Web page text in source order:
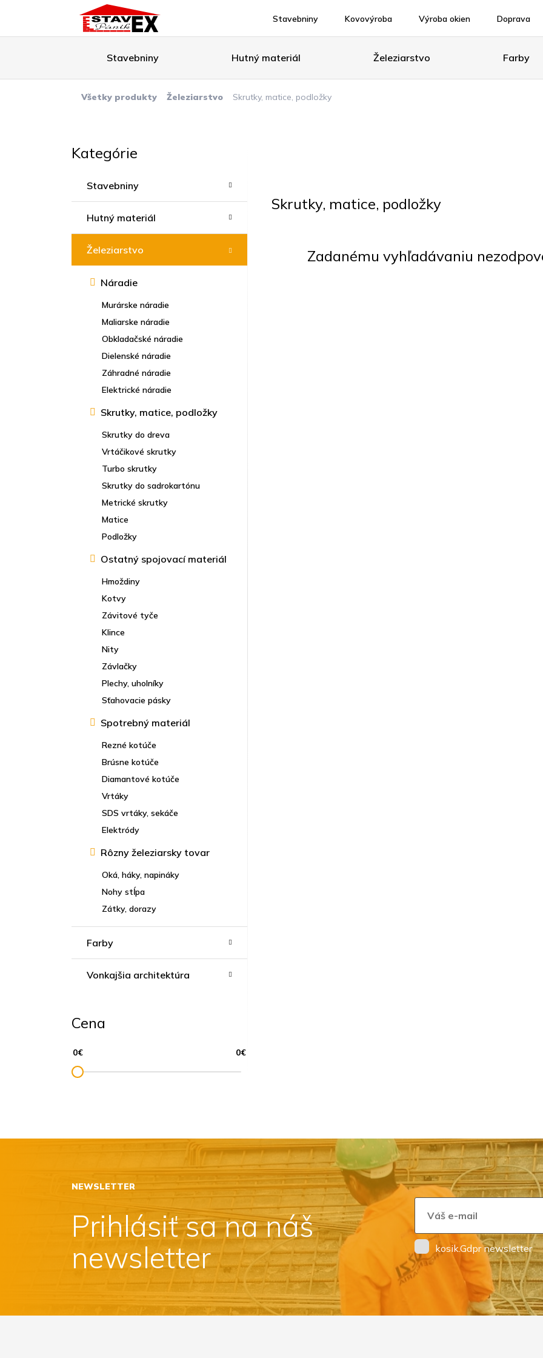
Stavebniny Kovovýroba Výroba okien Doprava
Stavebniny Hutný materiál Železiarstvo Farby
Všetky produkty Železiarstvo Skrutky, matice, podložky
Kategórie
Stavebniny
Hutný materiál
Železiarstvo
Náradie
Murárske náradie
Maliarske náradie
Obkladačské náradie
Dielenské náradie
Záhradné náradie
Elektrické náradie
Skrutky, matice, podložky
Skrutky do dreva
Vrtáčikové skrutky
Turbo skrutky
Skrutky do sadrokartónu
Metrické skrutky
Matice
Podložky
Ostatný spojovací materiál
Hmoždiny
Kotvy
Závitové tyče
Klince
Nity
Závlačky
Plechy, uholníky
Sťahovacie pásky
Spotrebný materiál
Rezné kotúče
Brúsne kotúče
Diamantové kotúče
Vrtáky
SDS vrtáky, sekáče
Elektródy
Rôzny železiarsky tovar
Oká, háky, napináky
Nohy stĺpa
Zátky, dorazy
Farby
Vonkajšia architektúra
Cena
Skrutky, matice, podložky
Zadanému vyhľadávaniu
NEWSLETTER
Prihlásiť sa na náš
newsletter
kosik.Gdpr newsletter